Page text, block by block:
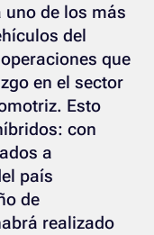
uno de los más
del
que
en el sector
Esto
con
a
país
de
realizado